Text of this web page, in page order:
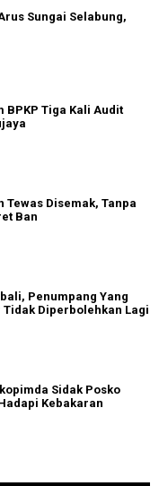
Sungai Selabung,
BPKP Tiga Kali Audit
Disemak, Tanpa
Ban
Penumpang Yang
Diperbolehkan Lagi
Sidak Posko
Kebakaran